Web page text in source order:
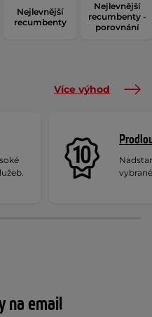
Nejlevnější
recumbenty
Nejlevnější
recumbenty -
porovnání
Více výhod
na email